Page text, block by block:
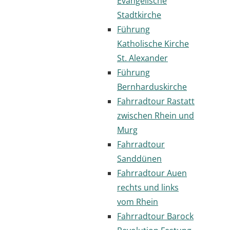
Stadtkirche
Führung
Katholische Kirche
St. Alexander
Führung
Bernharduskirche
Fahrradtour Rastatt
zwischen Rhein und
Murg
Fahrradtour
Sanddünen
Fahrradtour Auen
rechts und links
vom Rhein
Fahrradtour Barock